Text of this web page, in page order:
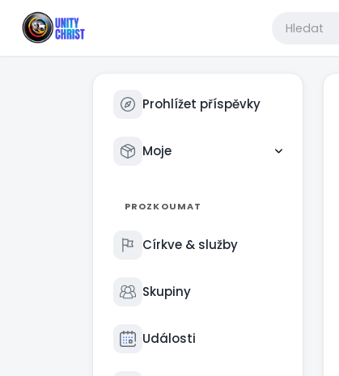
Prohlížet příspěvky
Moje
PROZKOUMAT
Církve & služby
Skupiny
Události